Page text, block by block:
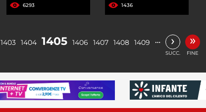
6293 1436
1403 1404 1405 1406 1407 1408 1409 … ›
SUCC.
»
FINE